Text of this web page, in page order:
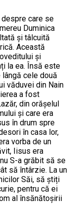
care se
Duminica
și tâlcuită
Această
și
la ea. Însă este
cele două
văduvei din Nain
a fost
din orășelul
și care era
în drum spre
în casa lor,
vorba de un
Iisus era
S-a grăbit să se
să întârzie. La un
Săi, să știți
pentru că ei
al însănătoșirii